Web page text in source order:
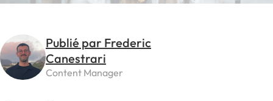
Publié par Frederic
Canestrari
Content Manager